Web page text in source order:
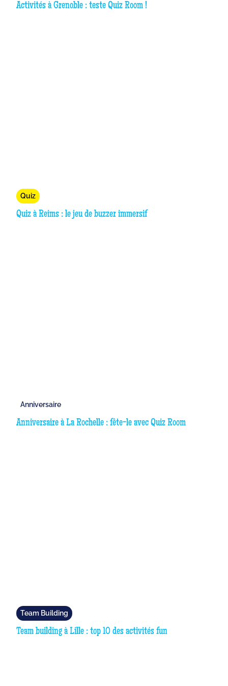
Activités à Grenoble : teste Quiz Room !
Quiz
Quiz à Reims : le jeu de buzzer immersif
Anniversaire
Anniversaire à La Rochelle : fête-le avec Quiz Room
Team Building
Team building à Lille : top 10 des activités fun